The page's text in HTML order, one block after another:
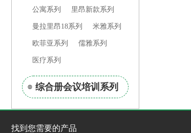
公寓系列 里昂新款系列
曼拉里昂18系列 米雅系列
欧菲亚系列 儒雅系列
医疗系列
综合册会议培训系列
找到您需要的产品